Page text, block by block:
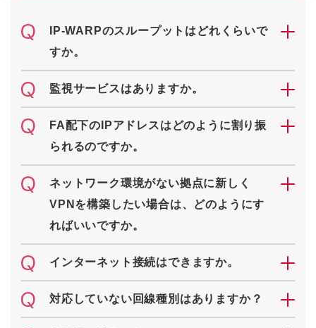
IP-WARPのスループットはどれくらいで
すか。
監視サービスはありますか。
FA配下のIPアドレスはどのように割り振
られるのですか。
ネットワーク環境がない拠点に新しく
VPNを構築したい場合は、どのようにす
ればいいですか。
インターネット接続はできますか。
対応していない回線種別はありますか？